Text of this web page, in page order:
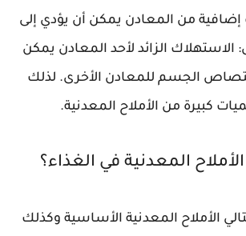
إضافية من المعادن يمكن أن يؤدي إلى
الزائد لأحد المعادن يمكن
الجسم للمعادن الأخرى. لذلك
كبيرة من الأملاح المعدنية.
المعدنية في الغذاء؟
الأملاح المعدنية الأساسية وكذلك